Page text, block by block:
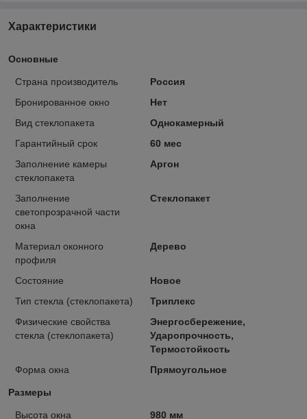
Характеристики
Основные
Страна производитель
Россия
Бронированное окно
Нет
Вид стеклопакета
Однокамерный
Гарантийный срок
60 мес
Заполнение камеры
стеклопакета
Аргон
Заполнение
светопрозрачной части
окна
Стеклопакет
Материал оконного
профиля
Дерево
Состояние
Новое
Тип стекла (стеклопакета)
Триплекс
Физические свойства
стекла (стеклопакета)
Энергосбережение,
Ударопрочность,
Термостойкость
Форма окна
Прямоугольное
Размеры
Высота окна
980 мм